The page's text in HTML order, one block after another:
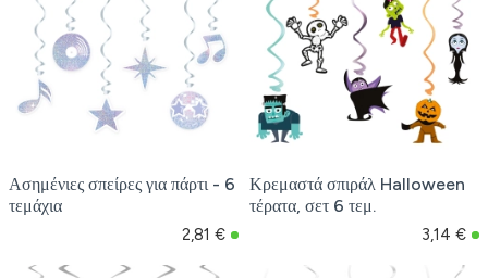
Ασημένιες σπείρες για πάρτι - 6
τεμάχια
2,81 €
Κρεμαστά σπιράλ Halloween
τέρατα, σετ 6 τεμ.
3,14 €